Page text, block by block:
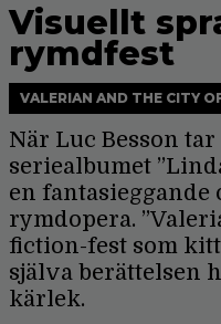
Visuellt
rymdfest
VALERIAN AND THE CITY
När Luc Besson
seriealbumet
en
rymdopera.
fiction-fest som
själva berättelsen
kärlek.